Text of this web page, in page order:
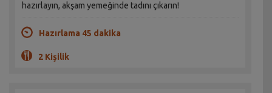
hazırlayın, akşam yemeğinde tadını çıkarın!
Hazırlama 45 dakika
2 Kişilik